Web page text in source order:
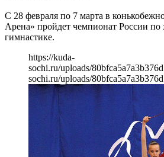
С 28 февраля по 7 марта в
Арена» пройдет чемпионат России по
гимнастике.
https://kuda-
sochi.ru/uploads/
sochi.ru/uploads/